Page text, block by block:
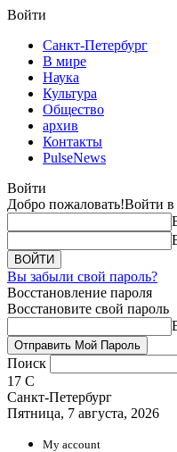
Войти
Санкт-Петербург
В мире
Наука
Культура
Общество
архив
Контакты
PulseNews
Войти
Добро пожаловать!Войти в
Вы забыли свой пароль?
Восстановление пароля
Восстановите свой пароль
Поиск
17 C
Санкт-Петербург
Пятница, 7 августа, 2026
My account